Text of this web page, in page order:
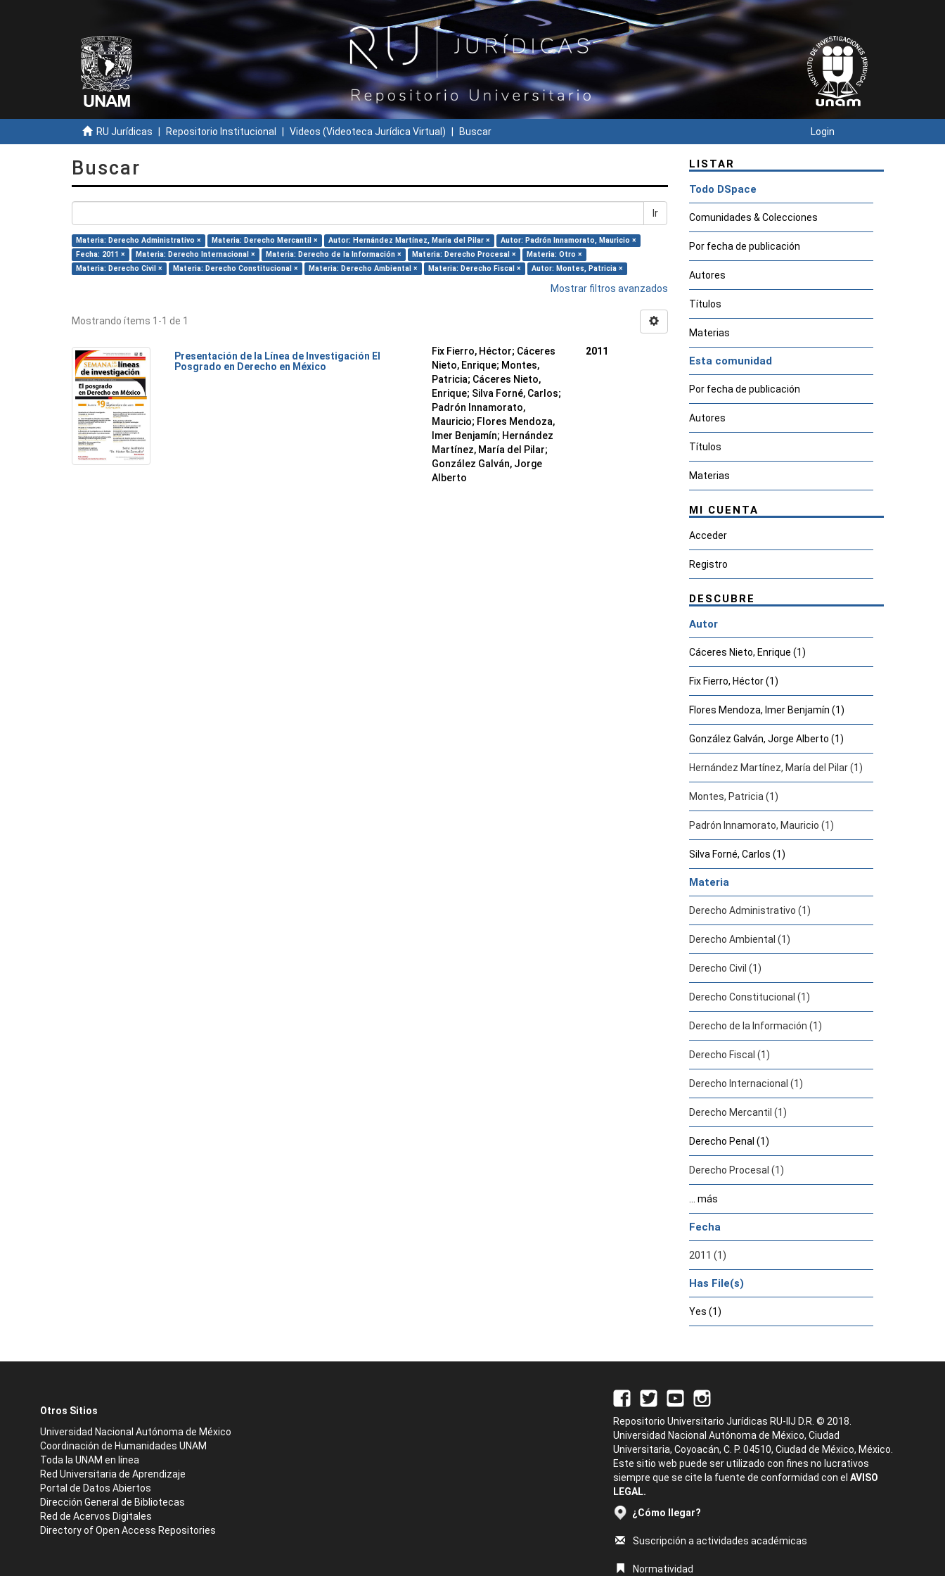
RU Jurídicas Repositorio Institucional Videos (Videoteca Jurídica Virtual) Buscar Login
Buscar
Ir
Materia: Derecho Administrativo × Materia: Derecho Mercantil × Autor: Hernández Martínez, María del Pilar ×
Autor: Padrón Innamorato, Mauricio ×
Fecha: 2011 ×
Materia: Derecho Internacional × Materia: Derecho de la Información × Materia: Derecho Procesal ×
Materia: Otro ×
Materia: Derecho Civil ×
Materia: Derecho Constitucional × Materia: Derecho Ambiental × Materia: Derecho Fiscal × Autor: Montes, Patricia ×
Mostrar filtros avanzados
Mostrando ítems 1-1 de 1
Presentación de la Línea de Investigación El
Posgrado en Derecho en México
Fix Fierro, Héctor; Cáceres
Nieto, Enrique; Montes,
Patricia; Cáceres Nieto,
Enrique; Silva Forné, Carlos;
Padrón Innamorato,
Mauricio; Flores Mendoza,
Imer Benjamín; Hernández
Martínez, María del Pilar;
González Galván, Jorge
Alberto
2011
LISTAR
Todo DSpace
Comunidades & Colecciones
Por fecha de publicación
Autores
Títulos
Materias
Esta comunidad
Por fecha de publicación
Autores
Títulos
Materias
MI CUENTA
Acceder
Registro
DESCUBRE
Autor
Cáceres Nieto, Enrique (1)
Fix Fierro, Héctor (1)
Flores Mendoza, Imer Benjamín (1)
González Galván, Jorge Alberto (1)
Hernández Martínez, María del Pilar (1)
Montes, Patricia (1)
Padrón Innamorato, Mauricio (1)
Silva Forné, Carlos (1)
Materia
Derecho Administrativo (1)
Derecho Ambiental (1)
Derecho Civil (1)
Derecho Constitucional (1)
Derecho de la Información (1)
Derecho Fiscal (1)
Derecho Internacional (1)
Derecho Mercantil (1)
Derecho Penal (1)
Derecho Procesal (1)
... más
Fecha
2011 (1)
Has File(s)
Yes (1)
Otros Sitios
Universidad Nacional Autónoma de México
Coordinación de Humanidades UNAM
Toda la UNAM en línea
Red Universitaria de Aprendizaje
Portal de Datos Abiertos
Dirección General de Bibliotecas
Red de Acervos Digitales
Directory of Open Access Repositories
Repositorio Universitario Jurídicas RU-IIJ D.R. © 2018.
Universidad Nacional Autónoma de México, Ciudad
Universitaria, Coyoacán, C. P. 04510, Ciudad de México, México.
Este sitio web puede ser utilizado con fines no lucrativos
siempre que se cite la fuente de conformidad con el AVISO
LEGAL.
¿Cómo llegar?
Suscripción a actividades académicas
Normatividad